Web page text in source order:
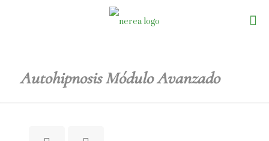
Autohipnosis Módulo Avanzado